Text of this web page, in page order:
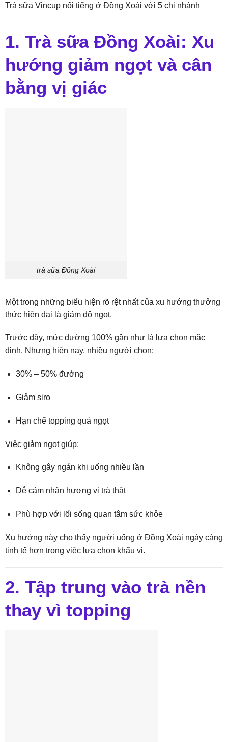
Trà sữa Vincup nổi tiếng ở Đồng Xoài với 5 chi nhánh
1. Trà sữa Đồng Xoài: Xu
hướng giảm ngọt và cân
bằng vị giác
trà sữa Đồng Xoài
Một trong những biểu hiện rõ rệt nhất của xu hướng thưởng
thức hiện đại là giảm độ ngọt.
Trước đây, mức đường 100% gần như là lựa chọn mặc
định. Nhưng hiện nay, nhiều người chọn:
30% – 50% đường
Giảm siro
Hạn chế topping quá ngọt
Việc giảm ngọt giúp:
Không gây ngán khi uống nhiều lần
Dễ cảm nhận hương vị trà thật
Phù hợp với lối sống quan tâm sức khỏe
Xu hướng này cho thấy người uống ở Đồng Xoài ngày càng
tinh tế hơn trong việc lựa chọn khẩu vị.
2. Tập trung vào trà nền
thay vì topping